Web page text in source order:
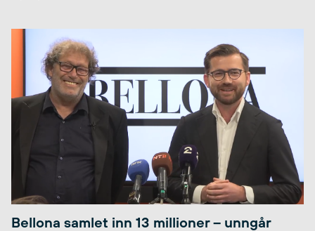
Bellona samlet inn 13 millioner – unngår